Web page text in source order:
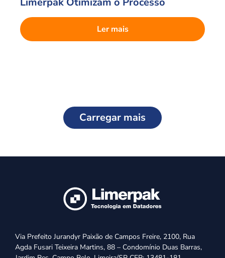
Ler mais
Carregar mais
Via Prefeito Jurandyr Paixão de Campos Freire, 2100, Rua
Agda Fusari Teixeira Martins, 88 – Condomínio Duas Barras,